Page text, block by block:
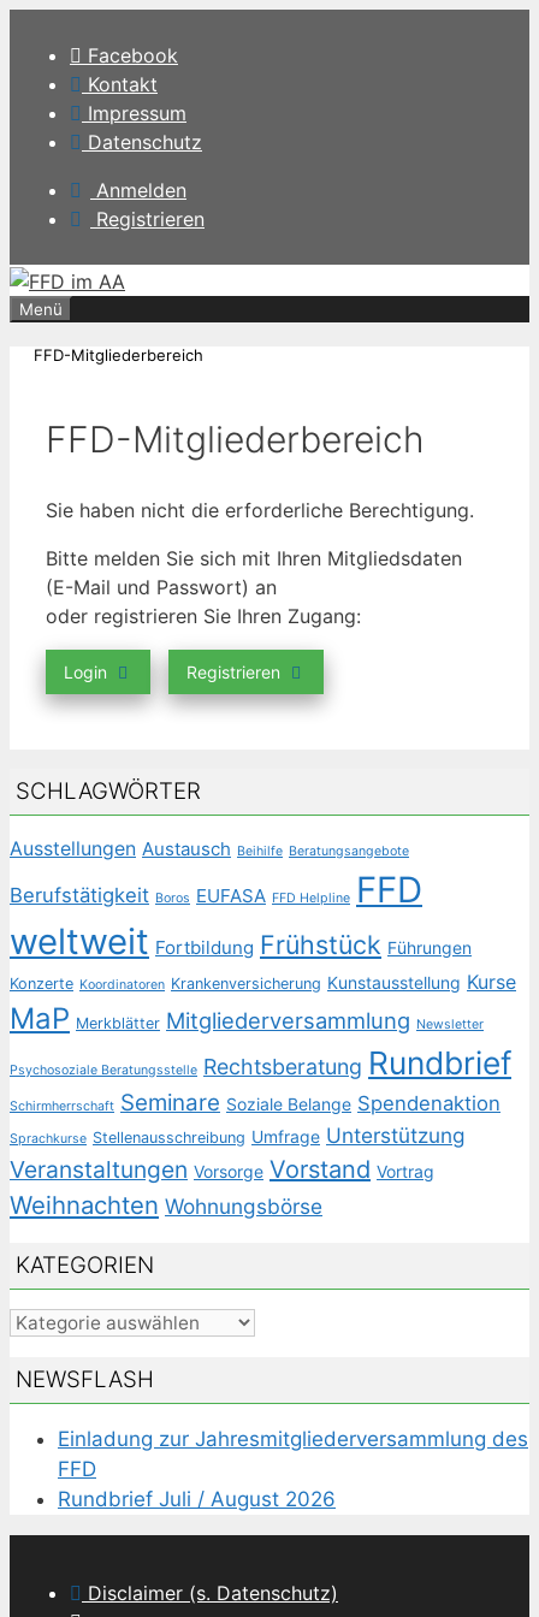
Inhalt
springen
Facebook
Kontakt
Impressum
Datenschutz
Anmelden
Registrieren
Menü
FFD-Mitgliederbereich
FFD-Mitgliederbereich
Sie haben nicht die erforderliche Berechtigung.
Bitte melden Sie sich mit Ihren Mitgliedsdaten
(E-Mail und Passwort) an
oder registrieren Sie Ihren Zugang:
Login Registrieren
SCHLAGWÖRTER
Ausstellungen Austausch Beihilfe Beratungsangebote
Berufstätigkeit Boros EUFASA FFD Helpline FFD
weltweit Fortbildung Frühstück Führungen
Konzerte Koordinatoren Krankenversicherung Kunstausstellung Kurse
MaP Merkblätter Mitgliederversammlung Newsletter
Psychosoziale Beratungsstelle Rechtsberatung Rundbrief
Schirmherrschaft Seminare Soziale Belange Spendenaktion
Sprachkurse Stellenausschreibung Umfrage Unterstützung
Veranstaltungen Vorsorge Vorstand Vortrag
Weihnachten Wohnungsbörse
KATEGORIEN
Kategorien
NEWSFLASH
Einladung zur Jahresmitgliederversammlung des
FFD
Rundbrief Juli / August 2026
Disclaimer (s. Datenschutz)